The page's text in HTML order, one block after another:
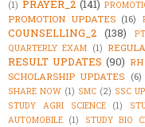
(1) PRAYER_2 (141)
PROMOTION UPDATES (16)
COUNSELLING_2 (138)
QUARTERLY EXAM (1)
RESULT UPDATES (90)
SCHOLARSHIP UPDATES (6)
SHARE NOW (1) SMC (2) SSC
STUDY AGRI SCIENCE
(1)
AUTOMOBILE (1) STUDY BIO